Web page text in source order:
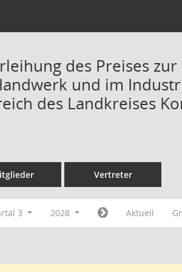
des Preises
und im
des Landkreises
Vertreter
3 2028 Aktuell